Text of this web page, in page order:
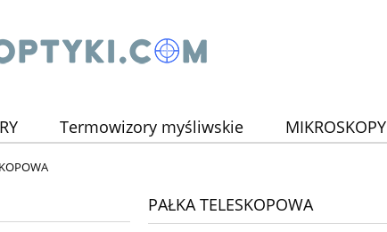
Termowizory myśliwskie MIKROSKOPY
ILUMINATOR
PAŁKA TELESKOPOWA